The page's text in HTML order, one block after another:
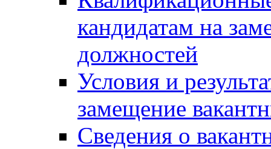
кандидатам на
должностей
Условия и
замещение
Сведения о